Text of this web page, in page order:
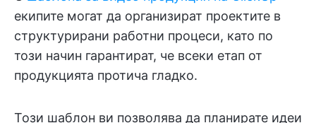
екипите могат да организират проектите в
структурирани работни процеси, като по
този начин гарантират, че всеки етап от
продукцията протича гладко.
Този шаблон ви позволява да планирате идеи